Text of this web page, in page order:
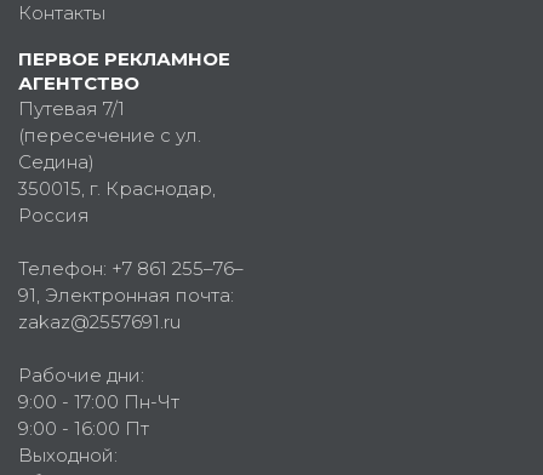
Контакты
ПЕРВОЕ РЕКЛАМНОЕ
АГЕНТСТВО
Путевая 7/1
(пересечение с ул.
Седина)
350015, г. Краснодар,
Россия
Телефон: +7 861 255–76–
91, Электронная почта:
zakaz@2557691.ru
Рабочие дни:
9:00 - 17:00 Пн-Чт
9:00 - 16:00 Пт
Выходной: